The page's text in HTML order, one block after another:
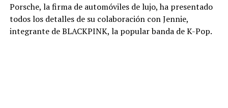
Porsche, la firma de automóviles de lujo, ha presentado
todos los detalles de su colaboración con Jennie,
integrante de BLACKPINK, la popular banda de K-Pop.